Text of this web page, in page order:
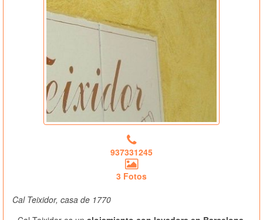
937331245
3 Fotos
Cal Teixidor, casa de 1770